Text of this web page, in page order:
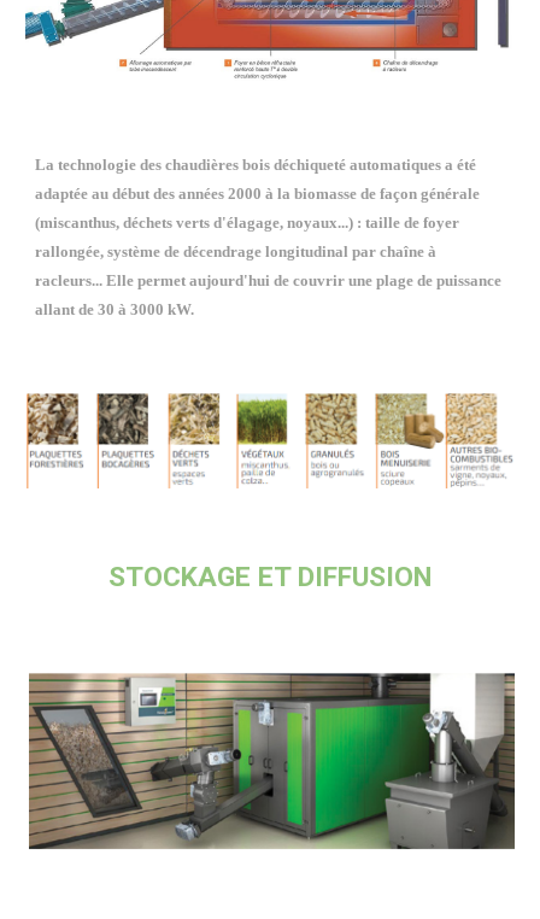
La technologie des chaudières bois déchiqueté automatiques a été
adaptée au début des années 2000 à la biomasse de façon générale
(miscanthus, déchets verts d'élagage, noyaux...) : taille de foyer
rallongée, système de décendrage longitudinal par chaîne à
racleurs... Elle permet aujourd'hui de couvrir une plage de puissance
allant de 30 à 3000 kW.
STOCKAGE ET DIFFUSION